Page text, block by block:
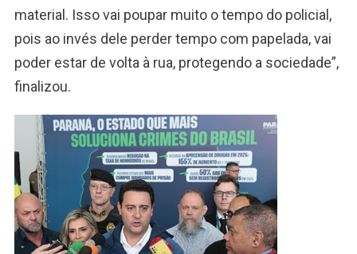
material. Isso vai poupar muito o tempo do policial,
pois ao invés dele perder tempo com papelada, vai
poder estar de volta à rua, protegendo a sociedade”,
finalizou.